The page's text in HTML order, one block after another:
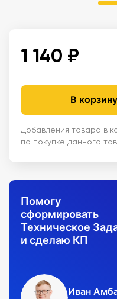
1 140 ₽
В корзину
Добавления товара в
по покупке данного
Помогу
сформировать
Техническое
и сделаю КП
Иван